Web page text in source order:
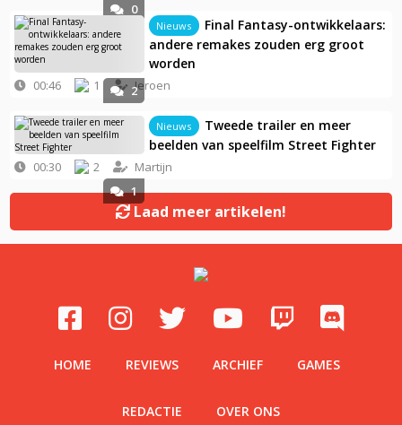
0
2
Nieuws
Final Fantasy-ontwikkelaars:
andere remakes zouden erg groot
worden
00:46 1 Jeroen
1
Nieuws
Tweede trailer en meer
beelden van speelfilm Street Fighter
00:30 2 Martijn
Laad meer artikelen!
HOME REVIEWS ARCHIEF GAMES
REDACTIE OVER ONS